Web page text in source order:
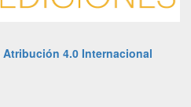
Atribución 4.0 Internacional